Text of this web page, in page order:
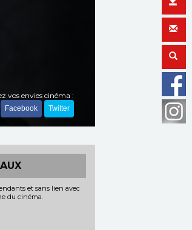
vos envies cinéma :
Facebook Twitter
et sans lien avec
du cinéma.